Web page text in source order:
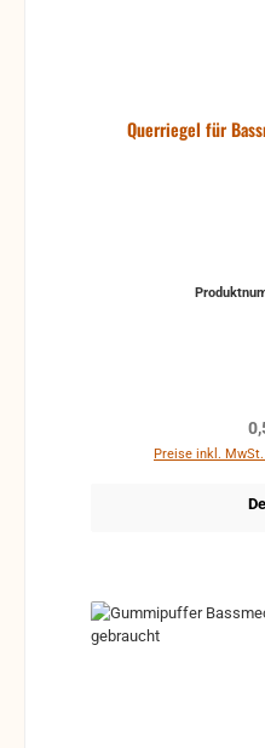
Querriegel für
Preise inkl.